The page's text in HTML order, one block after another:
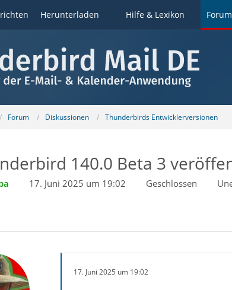
Herunterladen Hilfe & Lexikon Forum
Forum Diskussionen Thunderbirds Entwicklerversionen
140.0 Beta 3
17. Juni 2025 um 19:02 Geschlossen
17. Juni 2025 um 19:02